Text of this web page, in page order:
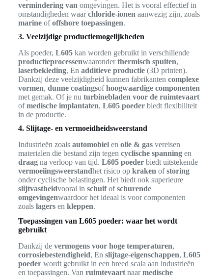
vermindering vanomgevingen. Het is vooral effectief in
omstandigheden waarchloride-ionenaanwezig zijn, zoals
marineofoffshore toepassingen.
3. Veelzijdige productiemogelijkheden
Als poeder, L605kan worden gebruikt in verschillende
productieprocessenwaaronderthermisch spuiten,
laserbekleding, En additieve productie(3D printen).
Dankzij deze veelzijdigheid kunnen fabrikanten complexe
vormen, dunne coatingsofhoogwaardige componenten
met gemak. Of je nu turbinebladen voor de ruimtevaart
ofmedische implantaten, L605 poederbiedt flexibiliteit
in de productie.
4. Slijtage- en vermoeidheidsweerstand
Industrieën zoals automobielen olie & gasvereisen
materialen die bestand zijn tegen cyclische spanningen
draagna verloop van tijd. L605 poederbiedt uitstekende
vermoeiingsweerstandhet risico op kraken ofstoring
onder cyclische belastingen. Het biedt ook superieure
slijtvastheidvooral in schuifofschurende
omgevingenwaardoor het ideaal is voor componenten
zoals lagersen kleppen.
Toepassingen van L605 poeder: waar het wordt
gebruikt
Dankzij de vermogens voor hoge temperaturen,
corrosiebestendigheid, En slijtage-eigenschappen, L605
poederwordt gebruikt in een breed scala aan industrieën
en toepassingen. Van ruimtevaartnaarmedische